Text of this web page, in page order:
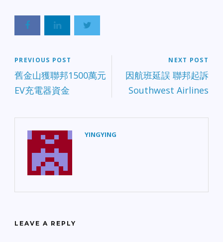
PREVIOUS POST
舊金山獲聯邦1500萬元
EV充電器資金
NEXT POST
因航班延誤 聯邦起訴
Southwest Airlines
YINGYING
LEAVE A REPLY